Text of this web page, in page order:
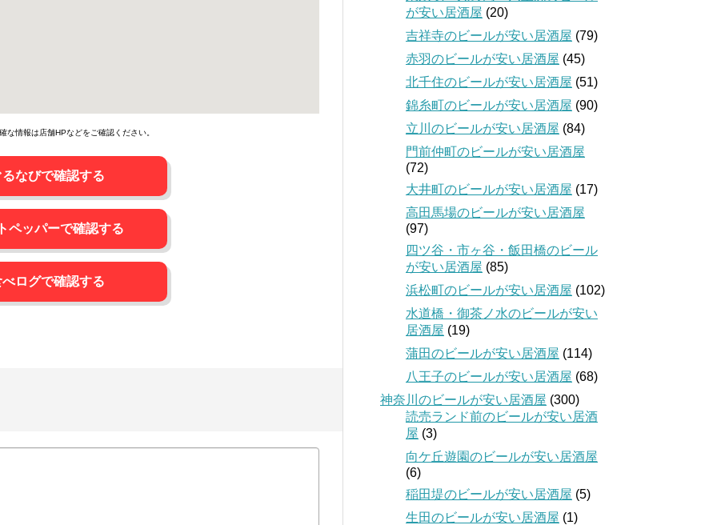
情報は店舗HPなどをご確認ください。
るなびで確認する
ペッパーで確認する
べログで確認する
が安い居酒屋 (20)
吉祥寺のビールが安い居酒屋 (79)
赤羽のビールが安い居酒屋 (45)
北千住のビールが安い居酒屋 (51)
錦糸町のビールが安い居酒屋 (90)
立川のビールが安い居酒屋 (84)
門前仲町のビールが安い居酒屋
(72)
大井町のビールが安い居酒屋 (17)
高田馬場のビールが安い居酒屋
(97)
四ツ谷・市ヶ谷・飯田橋のビール
が安い居酒屋 (85)
浜松町のビールが安い居酒屋 (102)
水道橋・御茶ノ水のビールが安い
居酒屋 (19)
蒲田のビールが安い居酒屋 (114)
八王子のビールが安い居酒屋 (68)
神奈川のビールが安い居酒屋 (300)
読売ランド前のビールが安い居酒
屋 (3)
向ケ丘遊園のビールが安い居酒屋
(6)
稲田堤のビールが安い居酒屋 (5)
生田のビールが安い居酒屋 (1)